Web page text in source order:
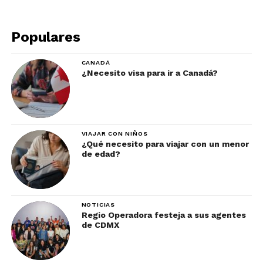
Ver esta publicación en Instagram
Populares
CANADÁ
¿Necesito visa para ir a Canadá?
VIAJAR CON NIÑOS
¿Qué necesito para viajar con un menor
de edad?
NOTICIAS
Regio Operadora festeja a sus agentes
de CDMX